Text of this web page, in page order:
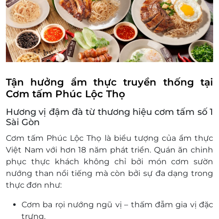
517 Lạc Long Quân, P. 10, Quận Tân Bình, Hồ Chí
Minh
54 Nguyễn Văn Trỗi, P. 15, Quận Phú Nhuận, Hồ Chí
Minh
139 Đỗ Xuân Hợp, P. Phước Long B, Quận 9, Hồ Chí
Minh
429 Phan Huy Ích, P. 14, Quận Gò Vấp, Hồ Chí Minh
304-306 Xô Viết Nghệ Tĩnh, P. 21, Quận Bình Thạnh,
Hồ Chí Minh
986 TL10, P. Tân Tạo, Quận Bình Tân, Hồ Chí Minh
175 Trần Hưng Đạo, TT. Phú Mỹ, Tân Thành, Bà Rịa -
Vũng Tàu
31B Nguyễn Hữu Thọ, P. Phước Trung, Bà Rịa, Bà Rịa
- Vũng Tàu
296 Trương Công Định, Phường 8, Thành Phố Vũng
Tàu, Bà Rịa - Vũng Tàu
Đồng Nai
268 Lê Duẩn, Khu Văn Hải, Thị trấn Long Thành,
do gì.
Địa điểm sử dụng:
https://docs.google.com/spreadsheets/d/
gid=247173951#gid=247173951
Tận hưởng ẩm thực truyền thống tại
Cơm tấm Phúc Lộc Thọ
Hương vị đậm đà từ thương hiệu cơm tấm số 1
Sài Gòn
Cơm tấm Phúc Lộc Thọ là biểu tượng của ẩm thực
Việt Nam với hơn 18 năm phát triển. Quán ăn chinh
phục thực khách không chỉ bởi món cơm sườn
nướng than nổi tiếng mà còn bởi sự đa dạng trong
thực đơn như:
Cơm ba rọi nướng ngũ vị – thấm đẫm gia vị đặc
trưng.